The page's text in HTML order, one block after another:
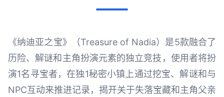
《纳迪亚之宝》（Treasure of Nadia）是5款融合了
历险、解谜和主角扮演元素的独立竞技，使用者将扮
演1名寻宝者，在独1秘密小镇上通过挖宝、解谜和与
NPC互动来推进记录，揭开关于失落宝藏和主角父亲